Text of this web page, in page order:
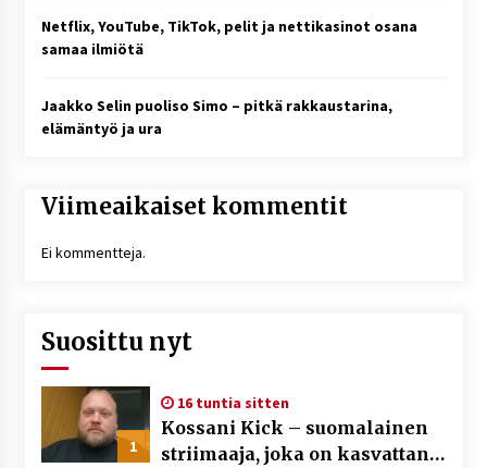
Netflix, YouTube, TikTok, pelit ja nettikasinot osana
samaa ilmiötä
Jaakko Selin puoliso Simo – pitkä rakkaustarina,
elämäntyö ja ura
Viimeaikaiset kommentit
Ei kommentteja.
Suosittu nyt
1
16 tuntia sitten
Kossani Kick – suomalainen
striimaaja, joka on kasvattanut